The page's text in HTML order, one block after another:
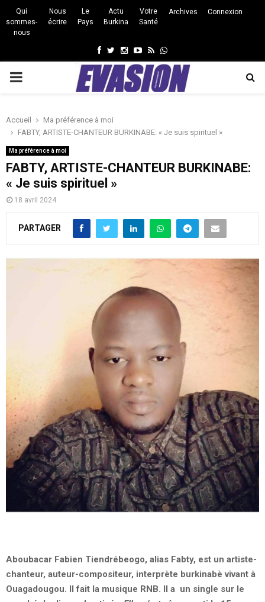
Qui
sommes-
nous
Nous
écrire
Le
Pays
Actu
Burkina
Votre
Santé
Archives Connexion
Facebook
Twitter
Instagram
Youtube
RssWhatsapp
PRIMARY
Accueil
Ma préférence à moi
FABTY, ARTISTE-CHANTEUR BURKINABE: « Je suis spirituel »
Ma préférence à moi
FABTY, ARTISTE-CHANTEUR BURKINABE:
« Je suis spirituel »
18 avril 2024
PARTAGER
Aboubacar Fabien Tiendrébeogo, alias Fabty, est un artiste-
chanteur, auteur-compositeur, interprète burkinabè vivant à
Ouagadougou. Il fait la musique RNB. Il a un single sur le